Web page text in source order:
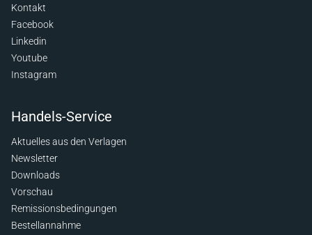
Kontakt
Facebook
Linkedin
Youtube
Instagram
Handels-Service
Aktuelles aus den Verlagen
Newsletter
Downloads
Vorschau
Remissionsbedingungen
Bestellannahme